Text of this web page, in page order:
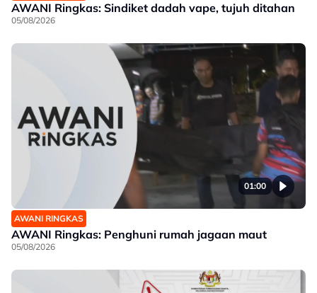
AWANI Ringkas: Sindiket dadah vape, tujuh ditahan
05/08/2026
01:00
AWANI RINGKAS
AWANI Ringkas: Penghuni rumah jagaan maut
05/08/2026